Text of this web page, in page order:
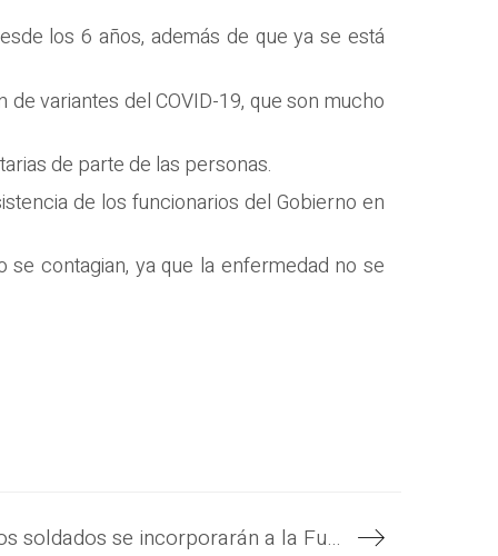
los 6 años, además de que ya se está
variantes del COVID-19, que son mucho
de parte de las personas.
de los funcionarios del Gobierno en
contagian, ya que la enfermedad no se
Un grupo de 1,400 nuevos soldados se incorporarán a la Fuerza Armada en octubre, lo que reforzará los logros del Plan Control Territorial